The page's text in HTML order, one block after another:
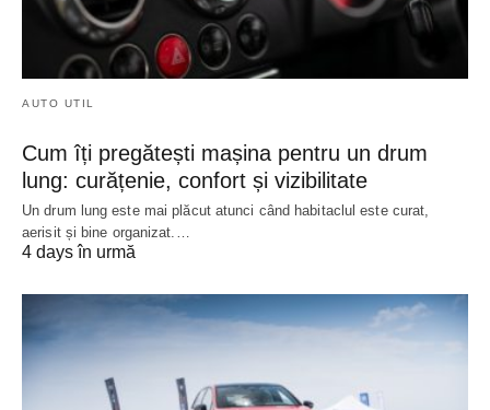
AUTO UTIL
Cum îți pregătești mașina pentru un drum
lung: curățenie, confort și vizibilitate
Un drum lung este mai plăcut atunci când habitaclul este curat,
aerisit și bine organizat.…
4 days în urmă